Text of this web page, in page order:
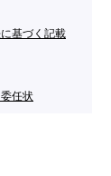
基づく記載
任状